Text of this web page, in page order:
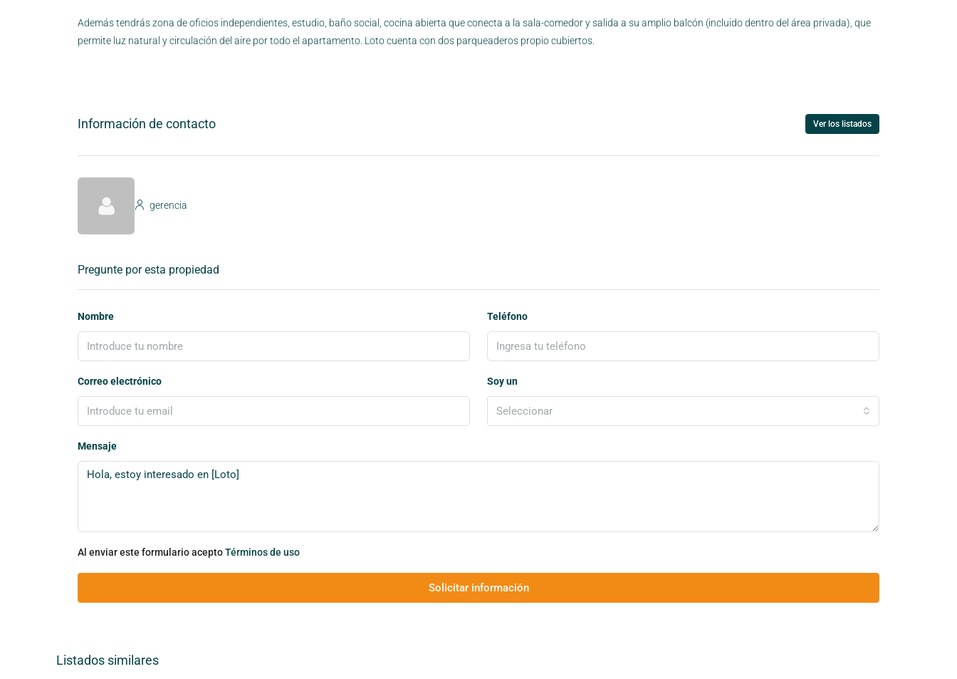
Además tendrás zona de oficios independientes, estudio, baño social, cocina abierta que conecta a la sala-comedor y salida a su amplio balcón (incluido dentro del área privada), que
permite luz natural y circulación del aire por todo el apartamento. Loto cuenta con dos parqueaderos propio cubiertos.
Información de contacto Ver los listados
gerencia
Pregunte por esta propiedad
Nombre Teléfono
Correo electrónico Soy un
Seleccionar
Mensaje
Al enviar este formulario aceptoTérminos de uso
Solicitar información
Listados similares